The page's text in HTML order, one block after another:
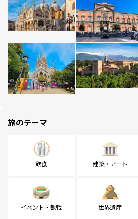
旅のテーマ
飲食 建築・アート
イベント・観戦 世界遺産